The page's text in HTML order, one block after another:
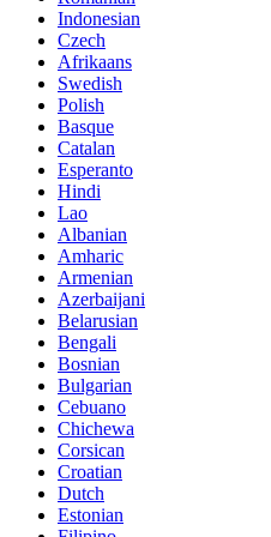
Indonesian
Czech
Afrikaans
Swedish
Polish
Basque
Catalan
Esperanto
Hindi
Lao
Albanian
Amharic
Armenian
Azerbaijani
Belarusian
Bengali
Bosnian
Bulgarian
Cebuano
Chichewa
Corsican
Croatian
Dutch
Estonian